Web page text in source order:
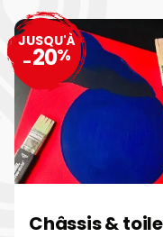
Châssis & toile
JUSQU'À
-20%